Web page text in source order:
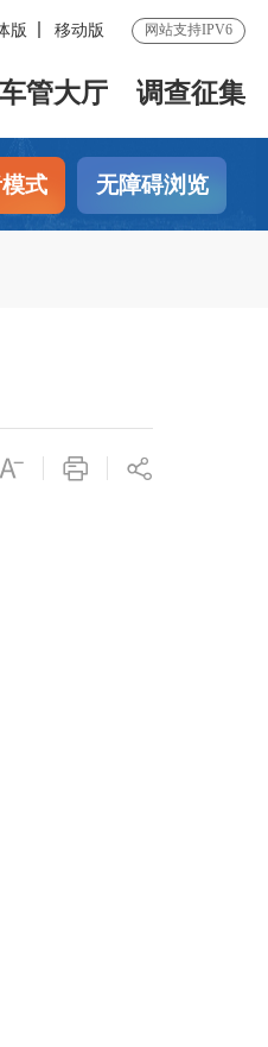
版 移动版 网站支持IPV6
车管大厅 调查征集
式 无障碍浏览